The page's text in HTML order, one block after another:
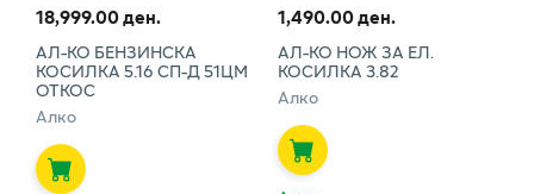
18,999.00 ден.
АЛ-КО БЕНЗИНСКА
КОСИЛКА 5.16 СП-Д 51ЦМ
ОТКОС
Алко
1,490.00 ден.
АЛ-КО НОЖ ЗА ЕЛ.
КОСИЛКА 3.82
Алко